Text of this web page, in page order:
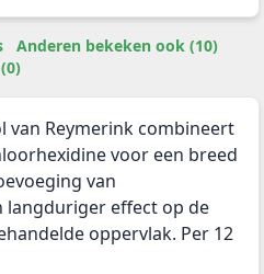
Anderen bekeken ook (10)
van Reymerink combineert
voor een breed
van
langduriger effect op de
oppervlak. Per 12